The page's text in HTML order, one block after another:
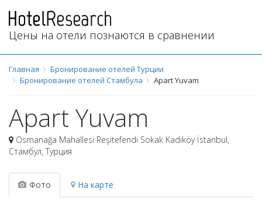
Цены на отели познаются в сравнении
Главная
Бронирование отелей Турции
Бронирование отелей Стамбула
Apart Yuvam
Apart Yuvam
Osmanağa Mahallesi Reşitefendi Sokak Kadıköy İstanbul,
Стамбул, Турция
Фото На карте